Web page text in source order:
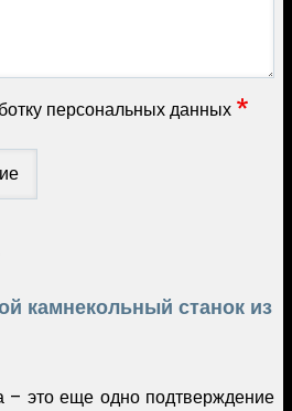
персональных данных
камнекольный станок из
– это еще одно подтверждение